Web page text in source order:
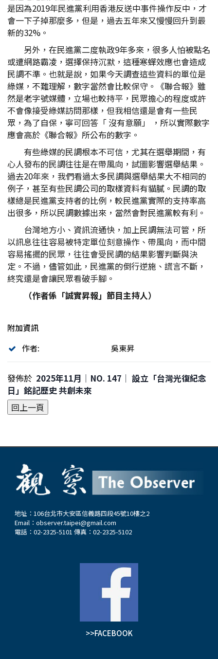
是因為2019年民進黨利用香港反送中事件操作反中，才
會一下子掉那麼多，但是，過去五年來又慢慢回升到最
新的32%。
另外，在民進黨二度執政9年多來，很多人怕被點名
或遭網路霸凌，選擇保持沉默，這種寒蟬效應也會造成
民調不準。也就是說，如果今天調查這些資料的單位是
綠媒，不難理解，數字當然會比較保守。《聯合報》雖
然是老字號媒體，立場也較持平，民眾擔心的程度或許
不會像接受綠媒訪問那樣，但我相信還是會有一些民
眾，為了自保，寧可回答「 沒有意願」 ，所以實際數字
應會高於《聯合報》所公布的數字。
有些綠媒的民調根本不可信，尤其在選舉期間，有
心人發布的民調往往是在帶風向，試圖影響選舉結果。
過去20年來，我們看過太多民調與選舉結果大不相同的
例子，甚至有些民調公司的取樣資料有貓膩。民調的取
樣總是民進黨支持者的比例，較民進黨實際的支持率高
出很多，所以民調數據出來，當然會對民進黨較有利。
台灣地方小、資訊流通快，加上民調無法可管，所
以訊息往往容易被特定單位刻意操作、帶風向，而中間
容易搖擺的民眾，往往會受民調的結果影響判斷與決
定。不過，儘管如此，民進黨的倒行逆施、謊言不斷，
終究還是會讓民眾看破手腳。
（作者係「誠實昇報」節目主持人）
附加資訊
作者:
吳東昇
發佈於 2025年11月｜NO. 147│ 設立「台灣光復紀念
日」銘記歷史 共創未來
地址：106台北市大安區信義路四段45號10樓之2
Email： observer.taipei@gmail.com
電話：02-2325-5101 傳真：02-2325-5102
>>FACEBOOK